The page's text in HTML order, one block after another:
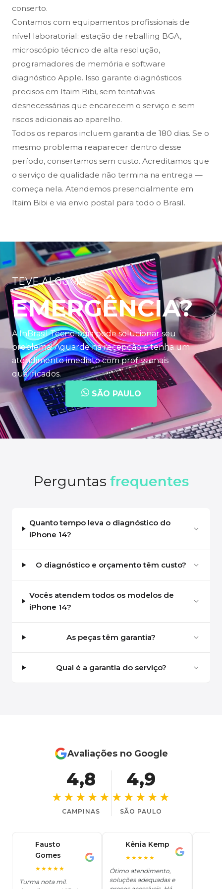
conserto.
Contamos com equipamentos profissionais de
nível laboratorial: estação de reballing BGA,
microscópio técnico de alta resolução,
programadores de memória e software
diagnóstico Apple. Isso garante diagnósticos
precisos em Itaim Bibi, sem tentativas
desnecessárias que encarecem o serviço e sem
riscos adicionais ao aparelho.
Todos os reparos incluem garantia de 180 dias. Se o
mesmo problema reaparecer dentro desse
período, consertamos sem custo. Acreditamos que
o serviço de qualidade não termina na entrega —
começa nela. Atendemos presencialmente em
Itaim Bibi e via envio postal para todo o Brasil.
TEVE ALGUMA
EMERGÊNCIA?
A InBrasil Tecnologia pode solucionar seu
problema! Aguarde na recepção e tenha um
atendimento imediato com profissionais
qualificados.
SÃO PAULO
Perguntas frequentes
Quanto tempo leva o diagnóstico do
iPhone 14?
O diagnóstico e orçamento têm custo?
Vocês atendem todos os modelos de
iPhone 14?
As peças têm garantia?
Qual é a garantia do serviço?
Avaliações no Google
4,8
★★★★★
CAMPINAS
4,9
★★★★★
SÃO PAULO
Fausto
Gomes
★★★★★
Turma nota mil.
Kênia Kemp
★★★★★
Ótimo atendimento,
soluções adequadas e